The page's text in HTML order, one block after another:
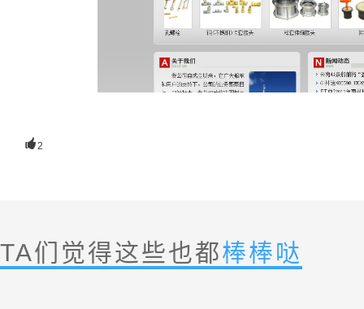
2
TA们觉得这些也都棒棒哒